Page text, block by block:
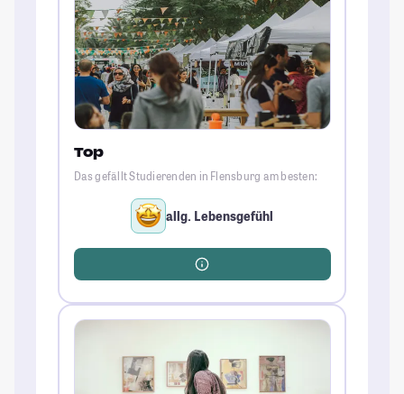
Top
Das gefällt Studierenden in Flensburg am besten:
allg. Lebensgefühl